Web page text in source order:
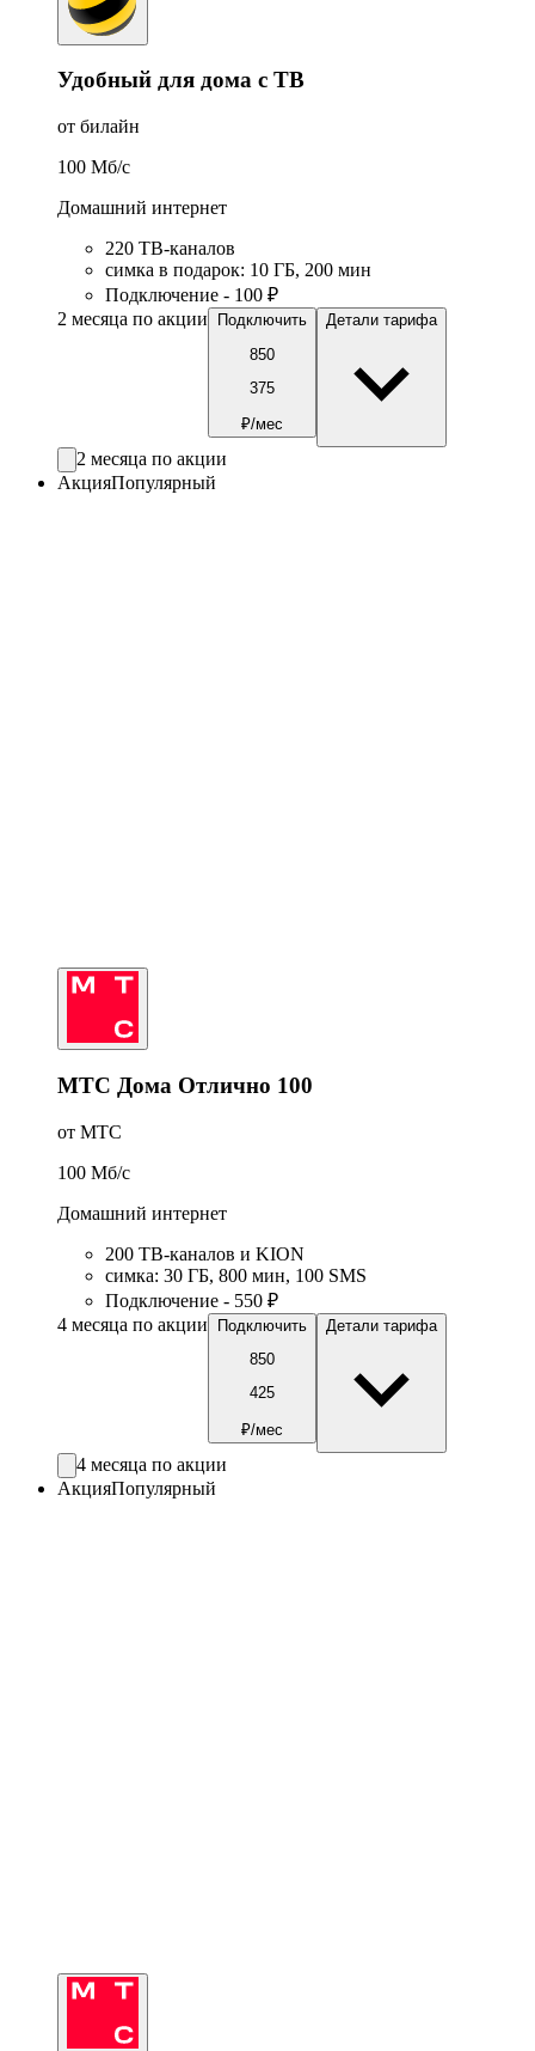
Удобный для дома с ТВ
от билайн
100 Мб/c
Домашний интернет
220 ТВ-каналов
симка в подарок: 10 ГБ, 200 мин
Подключение - 100 ₽
2 месяца по акции
Подключить
850
375
₽/мес
Детали тарифа
2 месяца по акции
АкцияПопулярный
МТС Дома Отлично 100
от МТС
100 Мб/c
Домашний интернет
200 ТВ-каналов и KION
симка: 30 ГБ, 800 мин, 100 SMS
Подключение - 550 ₽
4 месяца по акции
Подключить
850
425
₽/мес
Детали тарифа
4 месяца по акции
АкцияПопулярный